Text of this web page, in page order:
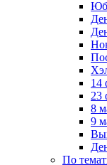
14
23
8
9
По